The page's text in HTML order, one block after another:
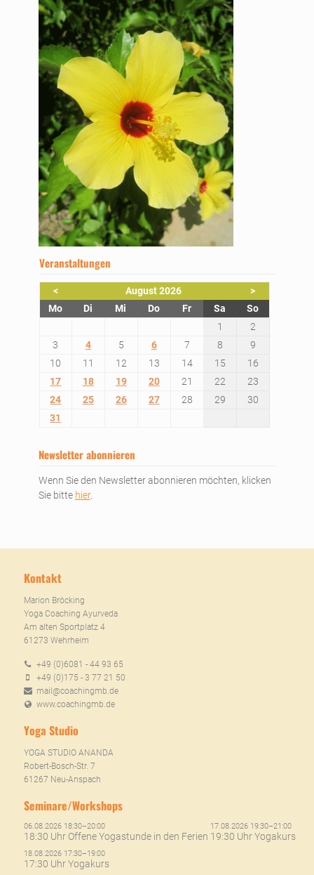
Veranstaltungen
< August 2026
>
Montag Dienstag
Mi ttwoch
Donnerstag
Freitag SamstagSonntag
1
2
3
4 5 6 7 8
9
10
11 12 13 14 15
16
17
18 19 20 21 22
23
24
25 26 27 28 29
30
31
Newsletter abonnieren
Wenn Sie den Newsletter abonnieren möchten, klicken
Sie bitte hier.
Kontakt
Marion Bröcking
Yoga Coaching Ayurveda
Am alten Sportplatz 4
61273 Wehrheim
+49 (0)6081 - 44 93 65
+49 (0)175 - 3 77 21 50
mail@coachingmb.de
www.coachingmb.de
Yoga Studio
YOGA STUDIO ANANDA
Robert-Bosch-Str. 7
61267 Neu-Anspach
Seminare/Workshops
06.08.2026 18:30–20:00
18:30 Uhr Offene Yogastunde in den Ferien
17.08.2026 19:30–21:00
19:30 Uhr Yogakurs
18.08.2026 17:30–19:00
17:30 Uhr Yogakurs